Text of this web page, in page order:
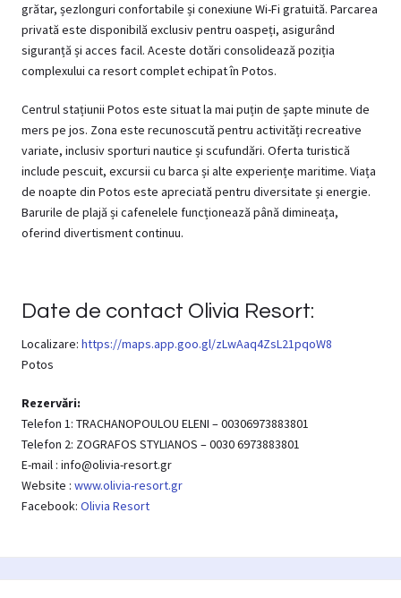
grătar, șezlonguri confortabile și conexiune Wi-Fi gratuită. Parcarea
privată este disponibilă exclusiv pentru oaspeți, asigurând
siguranță și acces facil. Aceste dotări consolidează poziția
complexului ca resort complet echipat în Potos.
Centrul stațiunii Potos este situat la mai puțin de șapte minute de
mers pe jos. Zona este recunoscută pentru activități recreative
variate, inclusiv sporturi nautice și scufundări. Oferta turistică
include pescuit, excursii cu barca și alte experiențe maritime. Viața
de noapte din Potos este apreciată pentru diversitate și energie.
Barurile de plajă și cafenelele funcționează până dimineața,
oferind divertisment continuu.
Date de contact Olivia Resort:
Localizare: https://maps.app.goo.gl/zLwAaq4ZsL21pqoW8
Potos
Rezervări:
Telefon 1: TRACHANOPOULOU ELENI – 00306973883801
Telefon 2: ZOGRAFOS STYLIANOS – 0030 6973883801
E-mail : info@olivia-resort.gr
Website : www.olivia-resort.gr
Facebook: Olivia Resort